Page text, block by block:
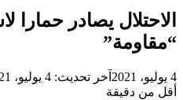
الاحتلال يصادر
“مقاومة”
4 يوليو، 2021
آخر تحديث: 4 يوليو، 2021
أقل من دقيقة